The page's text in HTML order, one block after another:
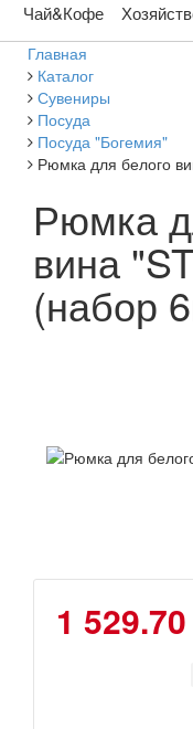
Чай&Кофе
Главная
Каталог
Сувениры
Посуда
Посуда "Богемия"
Рюмка для белого
Рюмка
вина
(набор
1